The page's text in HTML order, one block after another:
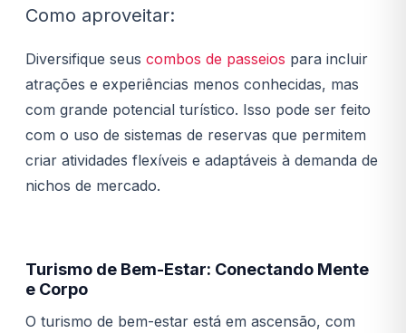
Como aproveitar:
Diversifique seus combos de passeios para incluir
atrações e experiências menos conhecidas, mas
com grande potencial turístico. Isso pode ser feito
com o uso de sistemas de reservas que permitem
criar atividades flexíveis e adaptáveis à demanda de
nichos de mercado.
Turismo de Bem-Estar: Conectando Mente
e Corpo
O turismo de bem-estar está em ascensão, com